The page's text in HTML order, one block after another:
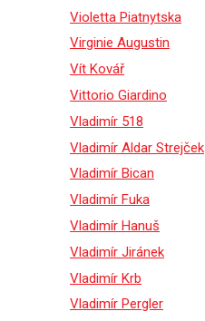
Violetta Piatnytska
Virginie Augustin
Vít Kovář
Vittorio Giardino
Vladimír 518
Vladimír Aldar Strejček
Vladimír Bican
Vladimír Fuka
Vladimír Hanuš
Vladimír Jiránek
Vladimír Krb
Vladimír Pergler